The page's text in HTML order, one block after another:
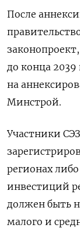
После
до конца
на
Минстрой.
Участники
регионах
инвестиций
должен быть
малого и